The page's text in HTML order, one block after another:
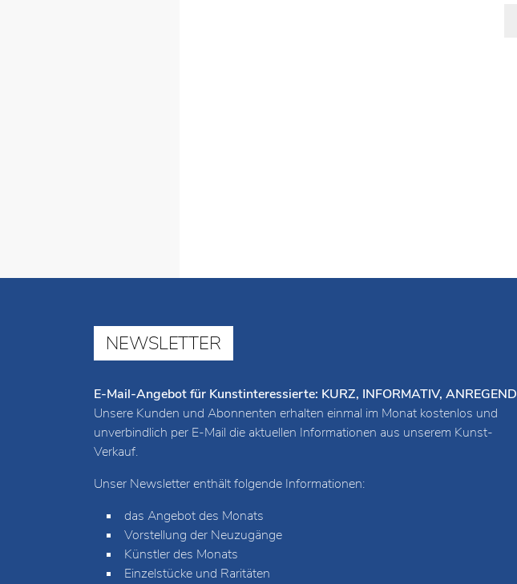
NEWSLETTER
E-Mail-Angebot für Kunstinteressierte: KURZ, INFORMATIV, ANREGEND
Unsere Kunden und Abonnenten erhalten einmal im Monat kostenlos und
unverbindlich per E-Mail die aktuellen Informationen aus unserem Kunst-
Verkauf.
Unser Newsletter enthält folgende Informationen:
das Angebot des Monats
Vorstellung der Neuzugänge
Künstler des Monats
Einzelstücke und Raritäten